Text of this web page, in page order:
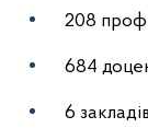
208
684
6